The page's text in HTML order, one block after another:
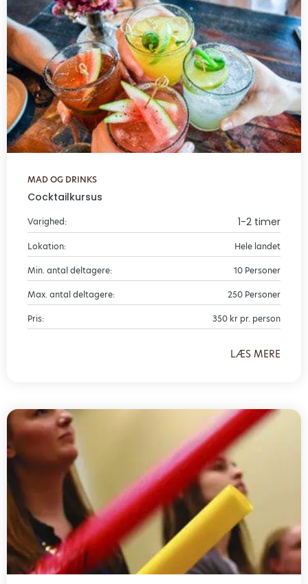
MAD OG DRINKS
Cocktailkursus
Varighed: 1-2 timer
Lokation: Hele landet
Min. antal deltagere: 10 Personer
Max. antal deltagere: 250 Personer
Pris: 350 kr pr. person
LÆS MERE